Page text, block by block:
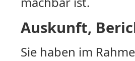
Auskunft,
Sie haben im